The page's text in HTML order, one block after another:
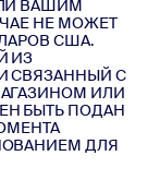
ВАШИМ
НЕ МОЖЕТ
США.
ИЗ
СВЯЗАННЫЙ С
ИЛИ
БЫТЬ ПОДАН
ДЛЯ